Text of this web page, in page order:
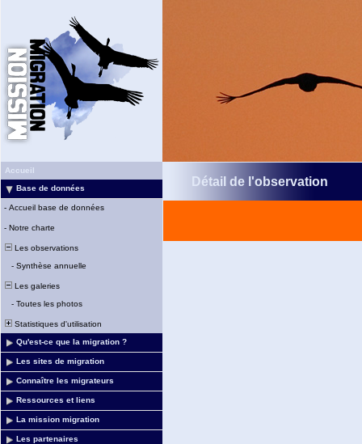
Accueil
Base de données
- Accueil base de données
- Notre charte
Les observations
- Synthèse annuelle
Les galeries
- Toutes les photos
Statistiques d'utilisation
Qu'est-ce que la migration ?
Les sites de migration
Connaître les migrateurs
Ressources et liens
La mission migration
Les partenaires
Détail de l'observation